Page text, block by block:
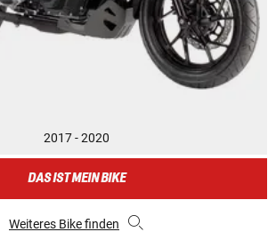
2017 - 2020
DAS IST MEIN BIKE
Weiteres Bike finden